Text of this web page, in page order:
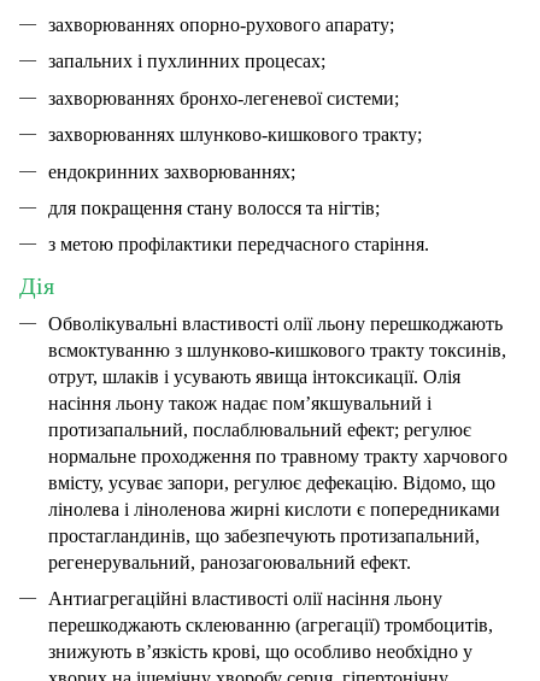
захворюваннях опорно-рухового апарату;
запальних і пухлинних процесах;
захворюваннях бронхо-легеневої системи;
захворюваннях шлунково-кишкового тракту;
ендокринних захворюваннях;
для покращення стану волосся та нігтів;
з метою профілактики передчасного старіння.
Дія
Обволікувальні властивості олії льону перешкоджають
всмоктуванню з шлунково-кишкового тракту токсинів,
отрут, шлаків і усувають явища інтоксикації. Олія
насіння льону також надає пом’якшувальний і
протизапальний, послаблювальний ефект; регулює
нормальне проходження по травному тракту харчового
вмісту, усуває запори, регулює дефекацію. Відомо, що
лінолева і ліноленова жирні кислоти є попередниками
простагландинів, що забезпечують протизапальний,
регенерувальний, ранозагоювальний ефект.
Антиагрегаційні властивості олії насіння льону
перешкоджають склеюванню (агрегації) тромбоцитів,
знижують в’язкість крові, що особливо необхідно у